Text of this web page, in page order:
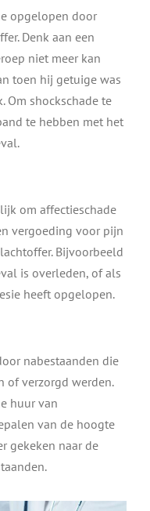
opgelopen door
Denk aan een
niet meer kan
toen hij getuige was
Om shockschade te
te hebben met het
om affectieschade
vergoeding voor pijn
Bijvoorbeeld
is overleden, of als
heeft opgelopen.
nabestaanden die
of verzorgd werden.
huur van
van de hoogte
gekeken naar de